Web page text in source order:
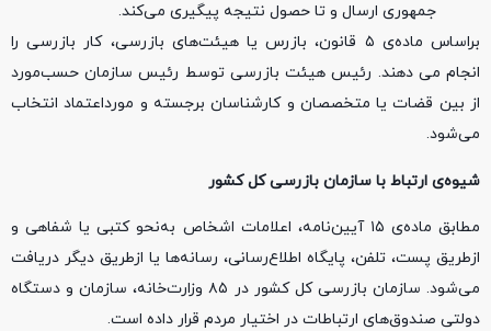
جمهوری ارسال و تا حصول نتیجه پیگیری می‌کند.
براساس ماده‌ی ۵ قانون، بازرس يا هيئت‌های بازرسی، کار بازرسی را
انجام می دهند. رئيس هيئت بازرسی توسط رئيس سازمان حسب‌مورد
از بين قضات يا متخصصان و كارشناسان برجسته و مورداعتماد انتخاب
می‌شود.
شیوه‌ی ارتباط با سازمان بازرسی کل کشور
مطابق ماده‌ی ۱۵ آیین‌نامه، اعلامات اشخاص به‌نحو کتبی یا شفاهی و
ازطریق پست، تلفن، پایگاه اطلاع‌‌رسانی، رسانه‌‌ها یا ازطریق دیگر دریافت
می‌شود. سازمان بازرسی کل کشور در ۸۵ وزارت‌خانه، سازمان و دستگاه
دولتی صندوق‌های ارتباطات در اختیار مردم قرار داده ‌است.